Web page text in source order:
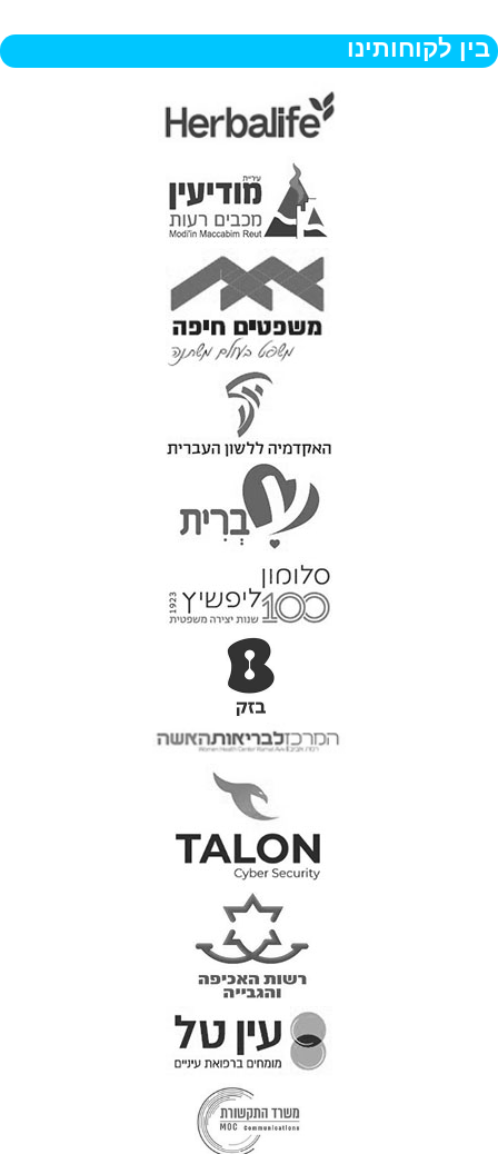
בין לקוחותינו